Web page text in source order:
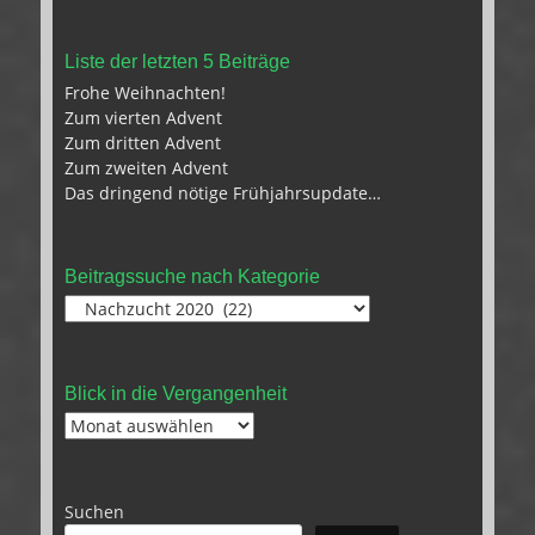
Liste der letzten 5 Beiträge
Frohe Weihnachten!
Zum vierten Advent
Zum dritten Advent
Zum zweiten Advent
Das dringend nötige Frühjahrsupdate…
Beitragssuche nach Kategorie
Beitragssuche
Blick in die Vergangenheit
Blick
Suchen